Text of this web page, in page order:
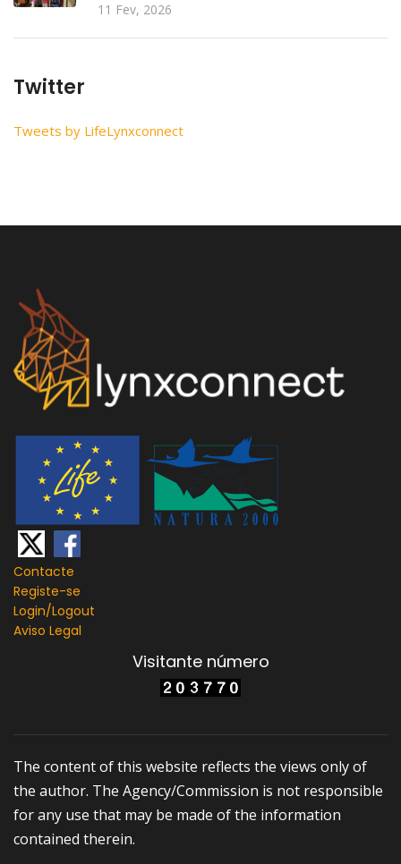
11 Fev, 2026
Twitter
Tweets by LifeLynxconnect
Contacte
Registe-se
Login/Logout
Aviso Legal
Visitante número
The content of this website reflects the views only of
the author. The Agency/Commission is not responsible
for any use that may be made of the information
contained therein.